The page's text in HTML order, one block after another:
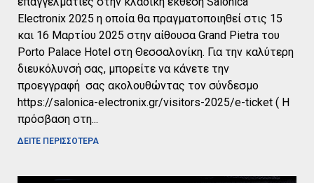
Electronix 2025 η οποία θα πραγματοποιηθεί στις 15
και 16 Μαρτίου 2025 στην αίθουσα Grand Pietra του
Porto Palace Hotel στη Θεσσαλονίκη. Για την καλύτερη
διευκόλυνσή σας, μπορείτε να κάνετε την
προεγγραφή σας ακολουθώντας τον σύνδεσμο
https://salonica-electronix.gr/visitors-2025/e-ticket ( Η
πρόσβαση στη
ΔΕΙΤΕ ΠΕΡΙΣΣΟΤΕΡΑ